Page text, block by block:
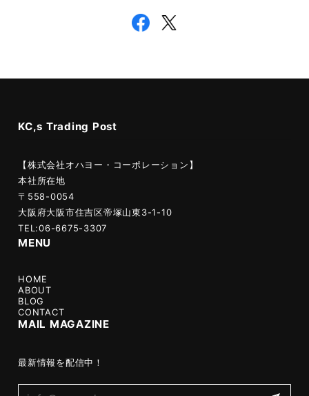
KC,s Trading Post
【株式会社オハヨー・コーポレーション】
本社所在地
〒558-0054
大阪府大阪市住吉区帝塚山東3-1-10
TEL:06-6675-3307
MENU
HOME
ABOUT
BLOG
CONTACT
MAIL MAGAZINE
最新情報を配信中！